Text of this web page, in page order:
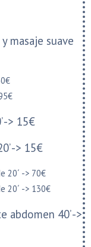
masaje suave
-> 15€
-> 15€
20´ -> 70€
20´ -> 130€
abdomen 40’ ->